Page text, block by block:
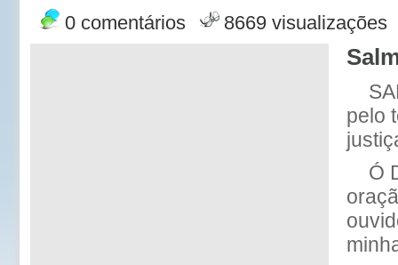
0 comentários 8669 visualizações
pelo
Ó